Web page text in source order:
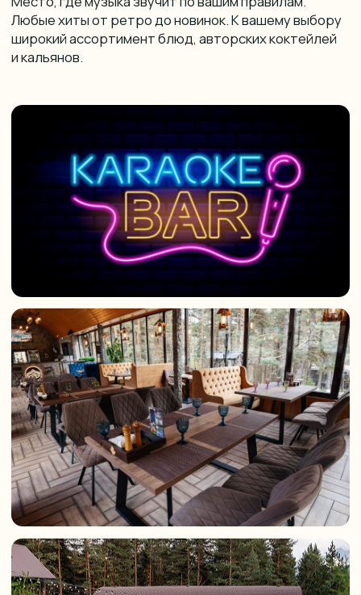
12:00 – 23:00
Время работы кухни
Время работы караоке-бара
Банкетный зал/свадьбы
ВАШ ПРАЗДНИК СРЕДИ
ВДОХНОВЛЯЮЩИХ ГОРНЫХ
ПЕЙЗАЖЕЙ
Команда отеля готова поддержать вас в самых
причудливых авантюрах – свадьба, день рождения,
особой атмосфере, которую создадут
вдохновляющие панорамы гор.